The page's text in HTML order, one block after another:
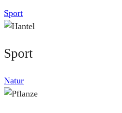
Sport
Sport
Natur